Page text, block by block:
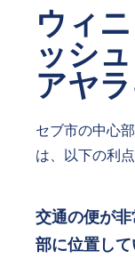
ウィ
ッシ
アヤ
セブ市の中心
は、以下の利
交通の便が
部に位置し